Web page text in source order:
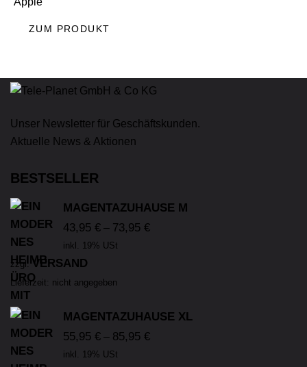
ZUM PRODUKT
Unser Newsletter für Geschäftskunden.
Aktuelle News & Aktionen
BESTSELLER
MAGENTAZUHAUSE M
43,95 € – 73,95 €
inkl. 19% USt
zzgl.VERSAND
Lieferzeit: nicht angegeben
MAGENTAZUHAUSE XL
55,95 € – 85,95 €
inkl. 19% USt